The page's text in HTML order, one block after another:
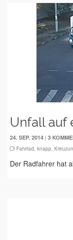
Unfall auf
24. SEP. 2014 | 3
Fahrrad, knapp,
Der Radfahrer hat